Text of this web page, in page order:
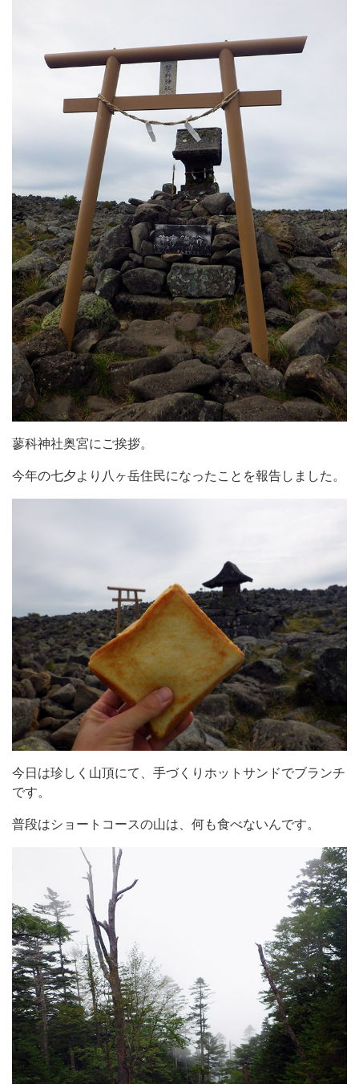
蓼科神社奥宮にご挨拶。
今年の七夕より八ヶ岳住民になったことを報告しました。
今日は珍しく山頂にて、手づくりホットサンドでブランチ
です。
普段はショートコースの山は、何も食べないんです。